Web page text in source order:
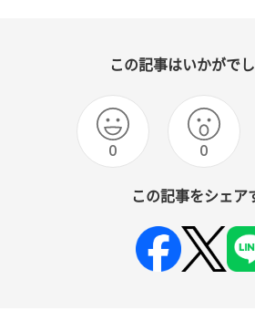
この記事はいかがで
0 0
この記事をシェア